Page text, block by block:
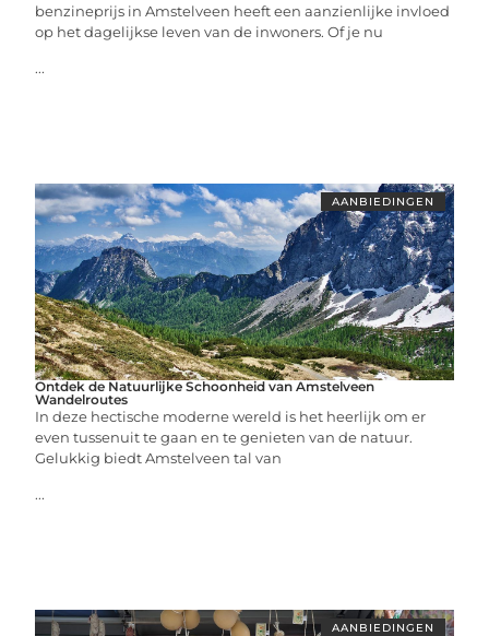
benzineprijs in Amstelveen heeft een aanzienlijke invloed
op het dagelijkse leven van de inwoners. Of je nu
...
AANBIEDINGEN
Ontdek de Natuurlijke Schoonheid van Amstelveen
Wandelroutes
In deze hectische moderne wereld is het heerlijk om er
even tussenuit te gaan en te genieten van de natuur.
Gelukkig biedt Amstelveen tal van
...
AANBIEDINGEN